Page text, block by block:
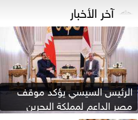
آخر الأخبار
الرئيس السيسي يؤكد موقف
مصر الداعم لمملكة البحرين